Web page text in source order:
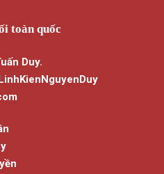
toàn quốc
Duy.